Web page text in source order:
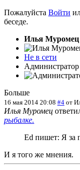
Пожалуйста Войти
беседе.
Илья Муромец
Не в сети
Администратор
Больше
16 мая 2014 20:08 #4 от
Илья Муромец
рыбалке.
Ed пишет: Я за
И я того же мнения.